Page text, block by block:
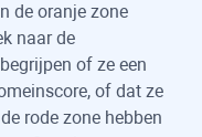
de oranje zone
naar de
of ze een
of dat ze
rode zone hebben